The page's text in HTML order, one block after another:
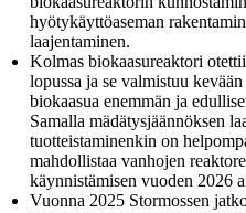
hyötykäyttöaseman
laajentaminen.
Kolmas biokaasureaktori
lopussa ja se valmistuu
biokaasua enemmän ja
Samalla mädätysjäännöksen
tuotteistaminenkin on
mahdollistaa vanhojen
käynnistämisen vuoden 2026
Vuonna 2025 Stormossen